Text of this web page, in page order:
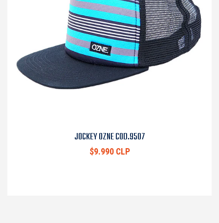
JOCKEY OZNE COD.9507
$9.990 CLP